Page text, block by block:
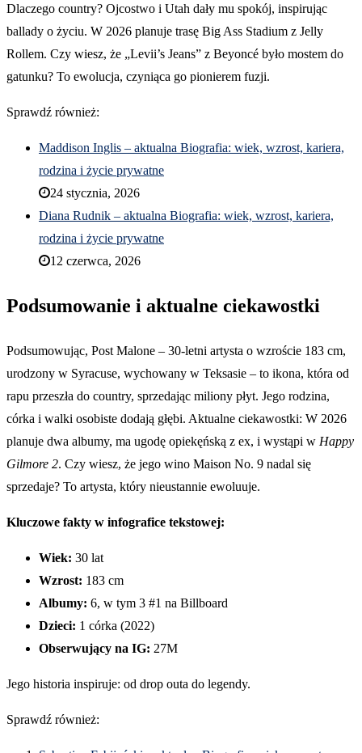
Dlaczego country? Ojcostwo i Utah dały mu spokój, inspirując
ballady o życiu. W 2026 planuje trasę Big Ass Stadium z Jelly
Rollem. Czy wiesz, że „Levii’s Jeans” z Beyoncé było mostem do
gatunku? To ewolucja, czyniąca go pionierem fuzji.
Sprawdź również:
Maddison Inglis – aktualna Biografia: wiek, wzrost, kariera,
rodzina i życie prywatne
24 stycznia, 2026
Diana Rudnik – aktualna Biografia: wiek, wzrost, kariera,
rodzina i życie prywatne
12 czerwca, 2026
Podsumowanie i aktualne ciekawostki
Podsumowując, Post Malone – 30-letni artysta o wzroście 183 cm,
urodzony w Syracuse, wychowany w Teksasie – to ikona, która od
rapu przeszła do country, sprzedając miliony płyt. Jego rodzina,
córka i walki osobiste dodają głębi. Aktualne ciekawostki: W 2026
planuje dwa albumy, ma ugodę opiekęńską z ex, i wystąpi w Happy
Gilmore 2. Czy wiesz, że jego wino Maison No. 9 nadal się
sprzedaje? To artysta, który nieustannie ewoluuje.
Kluczowe fakty w infografice tekstowej:
Wiek: 30 lat
Wzrost: 183 cm
Albumy: 6, w tym 3 #1 na Billboard
Dzieci: 1 córka (2022)
Obserwujący na IG: 27M
Jego historia inspiruje: od drop outa do legendy.
Sprawdź również: